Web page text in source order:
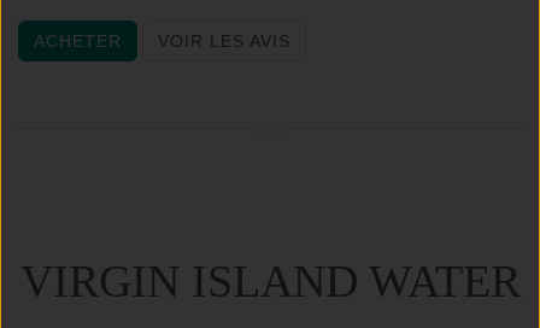
ACHETER VOIR LES AVIS
VIRGIN ISLAND WATER